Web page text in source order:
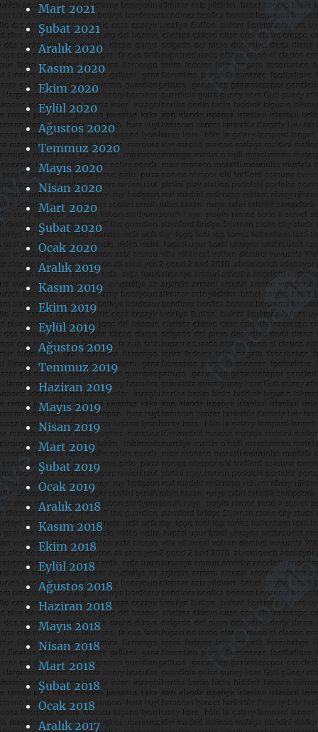
Mart 2021
Şubat 2021
Aralık 2020
Kasım 2020
Ekim 2020
Eylül 2020
Ağustos 2020
Temmuz 2020
Mayıs 2020
Nisan 2020
Mart 2020
Şubat 2020
Ocak 2020
Aralık 2019
Kasım 2019
Ekim 2019
Eylül 2019
Ağustos 2019
Temmuz 2019
Haziran 2019
Mayıs 2019
Nisan 2019
Mart 2019
Şubat 2019
Ocak 2019
Aralık 2018
Kasım 2018
Ekim 2018
Eylül 2018
Ağustos 2018
Haziran 2018
Mayıs 2018
Nisan 2018
Mart 2018
Şubat 2018
Ocak 2018
Aralık 2017